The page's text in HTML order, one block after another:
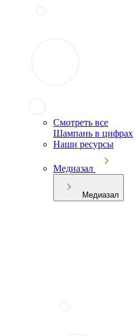
Смотреть все
Шампань в цифрах
Наши ресурсы
Медиазал
Медиазал